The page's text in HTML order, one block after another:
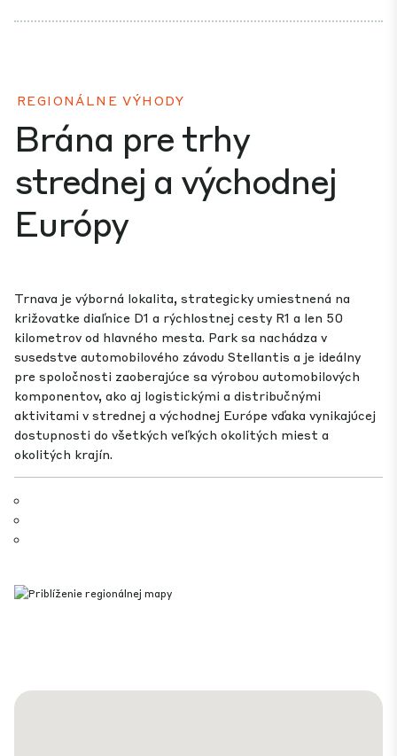
REGIONÁLNE VÝHODY
Brána pre trhy
strednej a východnej
Európy
Trnava je výborná lokalita, strategicky umiestnená na
križovatke diaľnice D1 a rýchlostnej cesty R1 a len 50
kilometrov od hlavného mesta. Park sa nachádza v
susedstve automobilového závodu Stellantis a je ideálny
pre spoločnosti zaoberajúce sa výrobou automobilových
komponentov, ako aj logistickými a distribučnými
aktivitami v strednej a východnej Európe vďaka vynikajúcej
dostupnosti do všetkých veľkých okolitých miest a
okolitých krajín.